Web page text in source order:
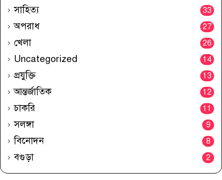
সাহিত্য 33
অপরাধ 27
খেলা 26
Uncategorized 14
প্রযুক্তি 13
আন্তর্জাতিক 12
চাকরি 11
সলঙ্গা 9
বিনোদন 8
বগুড়া 2